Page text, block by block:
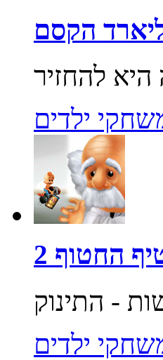
הקסם
ילדים
החטוף 2
ילדים